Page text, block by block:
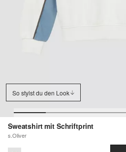
So stylst du den Look
Sweatshirt mit Schriftprint
s.Oliver